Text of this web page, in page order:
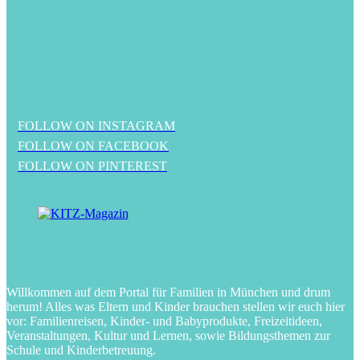
FOLLOW ON INSTAGRAM
FOLLOW ON FACEBOOK
FOLLOW ON PINTEREST
Willkommen auf dem Portal für Familien in München und drum
herum! Alles was Eltern und Kinder brauchen stellen wir euch hier
vor: Familienreisen, Kinder- und Babyprodukte, Freizeitideen,
Veranstaltungen, Kultur und Lernen, sowie Bildungsthemen zur
Schule und Kinderbetreuung.